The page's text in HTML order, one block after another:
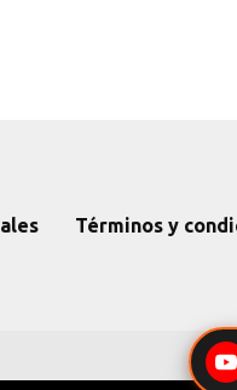
Términos y